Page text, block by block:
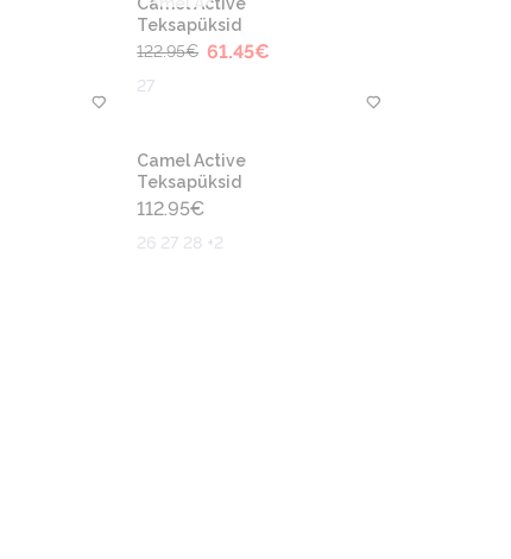
Teksapüksid
122.95€ 61.45€
27
Camel Active
Teksapüksid
112.95€
26 27 28 +2